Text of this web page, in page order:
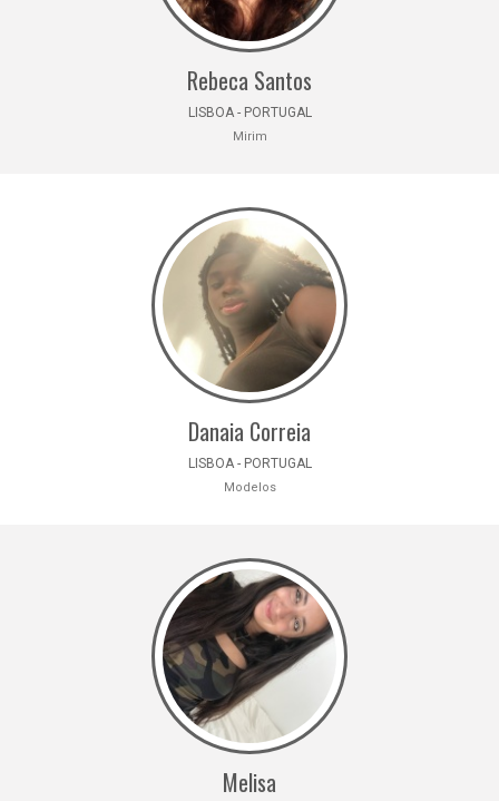
Rebeca Santos
LISBOA - PORTUGAL
Mirim
Danaia Correia
LISBOA - PORTUGAL
Modelos
Melisa